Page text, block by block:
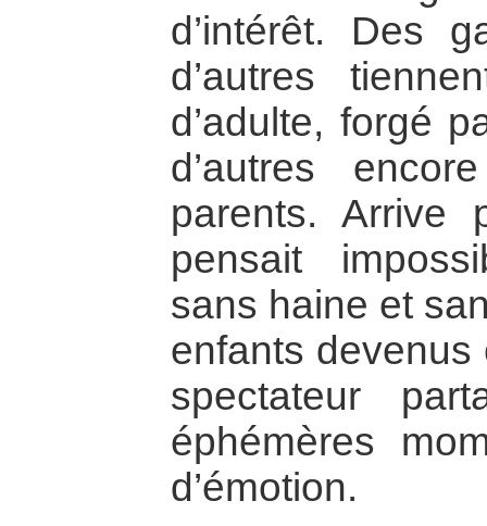
d’intérêt. Des
d’autres
d’adulte, forgé
d’autres
parents. Arrive
pensait
sans haine et
enfants
spectateur
éphémères
d’émotion.